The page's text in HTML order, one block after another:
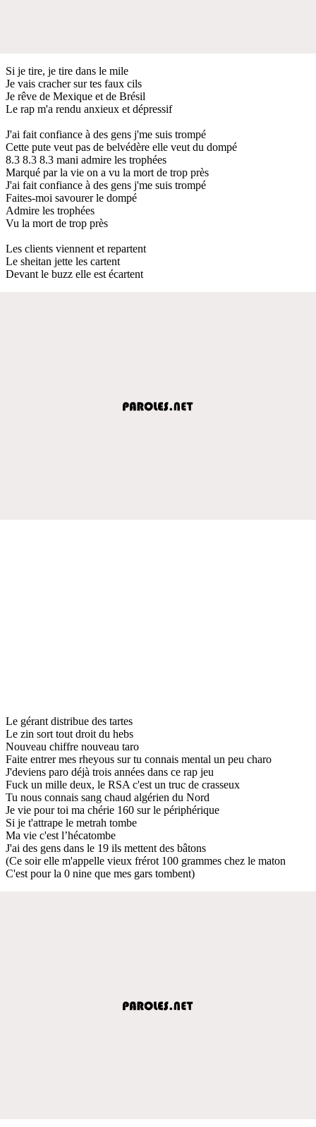
Si je tire, je tire dans le mile
Je vais cracher sur tes faux cils
Je rêve de Mexique et de Brésil
Le rap m'a rendu anxieux et dépressif
J'ai fait confiance à des gens j'me suis trompé
Cette pute veut pas de belvédère elle veut du dompé
8.3 8.3 8.3 mani admire les trophées
Marqué par la vie on a vu la mort de trop près
J'ai fait confiance à des gens j'me suis trompé
Faites-moi savourer le dompé
Admire les trophées
Vu la mort de trop près
Les clients viennent et repartent
Le sheitan jette les cartent
Devant le buzz elle est écartent
Le gérant distribue des tartes
Le zin sort tout droit du hebs
Nouveau chiffre nouveau taro
Faite entrer mes rheyous sur tu connais mental un peu charo
J'deviens paro déjà trois années dans ce rap jeu
Fuck un mille deux, le RSA c'est un truc de crasseux
Tu nous connais sang chaud algérien du Nord
Je vie pour toi ma chérie 160 sur le périphérique
Si je t'attrape le metrah tombe
Ma vie c'est l’hécatombe
J'ai des gens dans le 19 ils mettent des bâtons
(Ce soir elle m'appelle vieux frérot 100 grammes chez le maton
C'est pour la 0 nine que mes gars tombent)